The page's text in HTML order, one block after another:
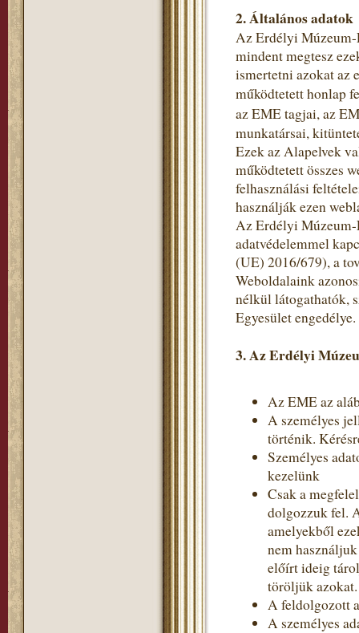
2. Általános adatok
Az Erdélyi Múzeum-
mindent megtesz
ismertetni azokat az
működtetett honlap
az EME tagjai, az
munkatársai,
Ezek az Alapelvek
működtetett összes
felhasználási
használják ezen
Az Erdélyi Múzeum-
adatvédelemmel
(UE) 2016/679), a
Weboldalaink
nélkül látogathatók,
Egyesület engedélye.
3. Az Erdélyi
Az EME az
A személyes
történik.
Személyes
kezelünk
Csak a
dolgozzuk fel.
amelyekből
nem
előírt ideig
töröljük azokat.
A feldolgozott
A személyes